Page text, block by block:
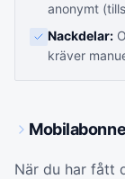
anonymt
Nackdelar:
kräver
När du har fått